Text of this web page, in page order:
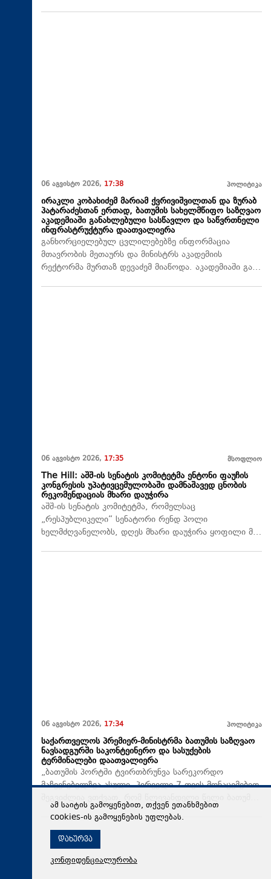
06 აგვისტო 2026, 17:38 პოლიტიკა
ირაკლი კობახიძემ მარიამ ქვრივიშვილთან და ზურაბ
პატარაძესთან ერთად, ბათუმის სახელმწიფო საზღვაო
აკადემიაში განახლებული სასწავლო და საწვრთნელი
ინფრასტრუქტურა დაათვალიერა
განხორციელებულ ცვლილებებზე ინფორმაცია
მთავრობის მეთაურს და მინისტრს აკადემიის
რექტორმა მურთაზ დევაძემ მიაწოდა. აკადემიაში გა…
06 აგვისტო 2026, 17:35 მსოფლიო
The Hill: აშშ-ის სენატის კომიტეტმა ენტონი ფაუჩის
კონგრესის უპატივცემულობაში დამნაშავედ ცნობის
რეკომენდაციას მხარი დაუჭირა
აშშ-ის სენატის კომიტეტმა, რომელსაც
„რესპუბლიკელი“ სენატორი რენდ პოლი
ხელმძღვანელობს, დღეს მხარი დაუჭირა ყოფილი მ…
06 აგვისტო 2026, 17:34 პოლიტიკა
საქართველოს პრემიერ-მინისტრმა ბათუმის საზღვაო
ნავსადგურში საკონტეინერო და სასუქების
ტერმინალები დაათვალიერა
„ბათუმის პორტში ტვირთბრუნვა სარეკორდო
მაჩვენებელზეა ასული. პირველი 7 თვის მონაცემებით
შეგვიძლია ვთქვათ, რომ წლევანდელი წელი ბათუმ…
ამ საიტის გამოყენებით, თქვენ ეთანხმებით
cookies-ის გამოყენების უფლებას.
დახურვა
კონფიდენციალურობა